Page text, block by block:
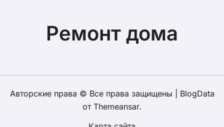
Ремонт дома
Авторские права © Все права защищены
BlogData
от Themeansar.